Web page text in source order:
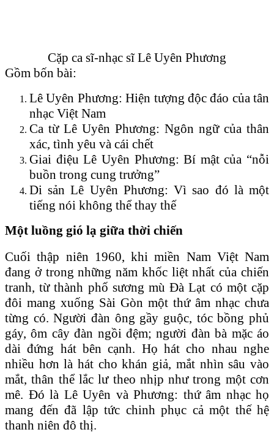
Cặp ca sĩ-nhạc sĩ Lê Uyên Phương
Gồm bốn bài:
Lê Uyên Phương: Hiện tượng độc đáo của tân
nhạc Việt Nam
Ca từ Lê Uyên Phương: Ngôn ngữ của thân
xác, tình yêu và cái chết
Giai điệu Lê Uyên Phương: Bí mật của “nỗi
buồn trong cung trưởng”
Di sản Lê Uyên Phương: Vì sao đó là một
tiếng nói không thể thay thế
Một luồng gió lạ giữa thời chiến
Cuối thập niên 1960, khi miền Nam Việt Nam
đang ở trong những năm khốc liệt nhất của chiến
tranh, từ thành phố sương mù Đà Lạt có một cặp
đôi mang xuống Sài Gòn một thứ âm nhạc chưa
từng có. Người đàn ông gầy guộc, tóc bồng phủ
gáy, ôm cây đàn ngồi đệm; người đàn bà mặc áo
dài đứng hát bên cạnh. Họ hát cho nhau nghe
nhiều hơn là hát cho khán giả, mắt nhìn sâu vào
mắt, thân thể lắc lư theo nhịp như trong một cơn
mê. Đó là Lê Uyên và Phương: thứ âm nhạc họ
mang đến đã lập tức chinh phục cả một thế hệ
thanh niên đô thị.